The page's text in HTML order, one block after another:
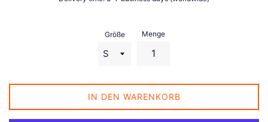
Größe Menge
IN DEN WARENKORB